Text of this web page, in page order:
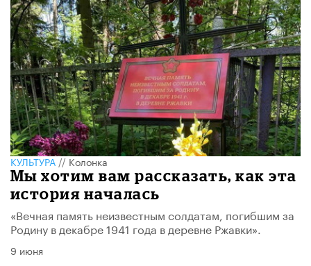
КУЛЬТУРА//Колонка
Мы хотим вам рассказать, как эта
история началась
«Вечная память неизвестным солдатам, погибшим за
Родину в декабре 1941 года в деревне Ржавки».
9 июня